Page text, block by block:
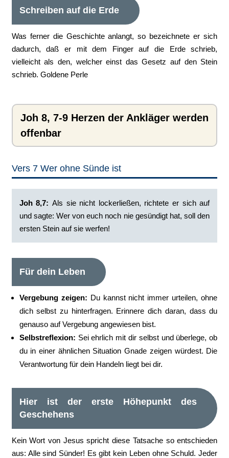
Schreiben auf die Erde
Was ferner die Geschichte anlangt, so bezeichnete er sich
dadurch, daß er mit dem Finger auf die Erde schrieb,
vielleicht als den, welcher einst das Gesetz auf den Stein
schrieb. Goldene Perle
Joh 8, 7-9 Herzen der Ankläger werden
offenbar
Vers 7 Wer ohne Sünde ist
Joh 8,7: Als sie nicht lockerließen, richtete er sich auf
und sagte: Wer von euch noch nie gesündigt hat, soll den
ersten Stein auf sie werfen!
Für dein Leben
Vergebung zeigen: Du kannst nicht immer urteilen, ohne
dich selbst zu hinterfragen. Erinnere dich daran, dass du
genauso auf Vergebung angewiesen bist.
Selbstreflexion: Sei ehrlich mit dir selbst und überlege, ob
du in einer ähnlichen Situation Gnade zeigen würdest. Die
Verantwortung für dein Handeln liegt bei dir.
Hier ist der erste Höhepunkt des
Geschehens
Kein Wort von Jesus spricht diese Tatsache so entschieden
aus: Alle sind Sünder! Es gibt kein Leben ohne Schuld. Jeder